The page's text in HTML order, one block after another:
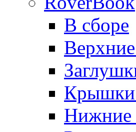
В сборе
Крышки
Нижние